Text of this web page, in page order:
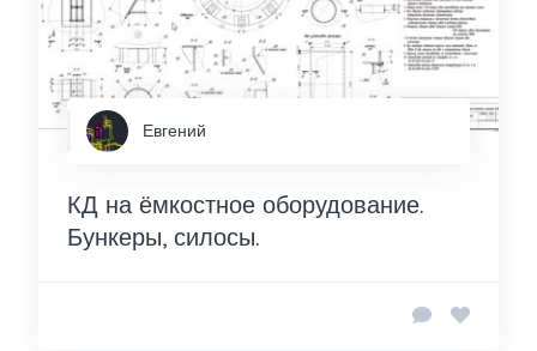
Евгений
КД на ёмкостное оборудование.
Бункеры, силосы.